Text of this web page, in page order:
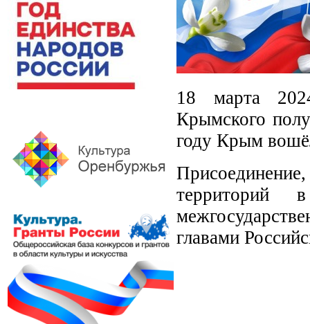
18 марта
Крымского
году Крым
территорий
главами